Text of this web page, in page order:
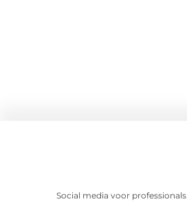
Social media voor professionals